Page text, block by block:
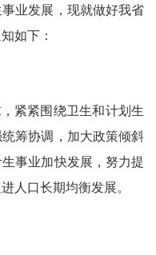
业发展，现就做好我省
如下：
紧紧围绕卫生和计划生
筹协调，加大政策倾斜
事业加快发展，努力提
人口长期均衡发展。